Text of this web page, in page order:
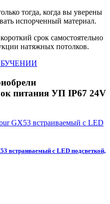
тогда, когда вы уверены
испорченный материал.
срок самостоятельно
натяжных потолков.
питания УП IP67 24V
встраиваемый с LED подсветкой,